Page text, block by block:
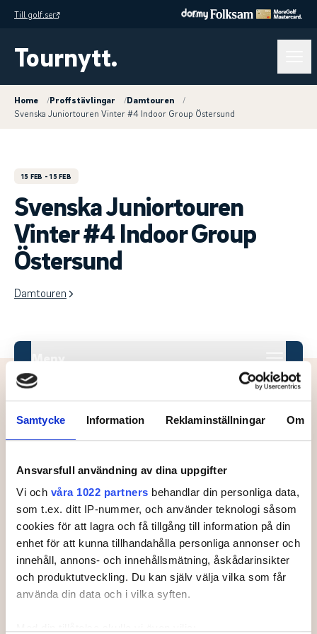
Samtycke Information Reklaminställningar Om
Ansvarsfull användning av dina uppgifter
Vi och våra 1022 partners behandlar din personliga data,
som t.ex. ditt IP-nummer, och använder teknologi såsom
cookies för att lagra och få tillgång till information på din
enhet för att kunna tillhandahålla personliga annonser och
innehåll, annons- och innehållsmätning, åskådarinsikter
och produktutveckling. Du kan själv välja vilka som får
använda din data och i vilka syften.
Till golf.se
Tournytt.
Home /Proffstävlingar /Damtouren
/
Svenska Juniortouren Vinter #4 Indoor Group Östersund
15 FEB - 15 FEB
Svenska Juniortouren
Vinter #4 Indoor Group
Östersund
Damtouren
Meny
Deltagare.
Klass
Status
Spelare
1 GÄRDIN, Bobo
2 TERNEBLAD, Nils